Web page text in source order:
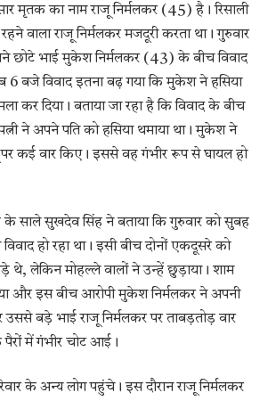
मृतक का नाम राजू निर्मलकर (45) है। रिसाली
वाला राजू निर्मलकर मजदूरी करता था। गुरुवार
छोटे भाई मुकेश निर्मलकर (43) के बीच विवाद
6 बजे विवाद इतना बढ़ गया कि मुकेश ने हसिया
कर दिया। बताया जा रहा है कि विवाद के बीच
ने अपने पति को हसिया थमाया था। मुकेश ने
कई वार किए। इससे वह गंभीर रूप से घायल हो
साले सुखदेव सिंह ने बताया कि गुरुवार को सुबह
हो रहा था। इसी बीच दोनों एकदूसरे को
थे, लेकिन मोहल्ले वालों ने उन्हें छुड़ाया। शाम
और इस बीच आरोपी मुकेश निर्मलकर ने अपनी
उससे बड़े भाई राजू निर्मलकर पर ताबड़तोड़ वार
में गंभीर चोट आई।
के अन्य लोग पहुंचे। इस दौरान राजू निर्मलकर